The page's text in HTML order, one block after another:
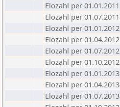
Elozahl per 01.01.2011
Elozahl per 01.07.2011
Elozahl per 01.01.2012
Elozahl per 01.04.2012
Elozahl per 01.07.2012
Elozahl per 01.10.2012
Elozahl per 01.01.2013
Elozahl per 01.04.2013
Elozahl per 01.07.2013